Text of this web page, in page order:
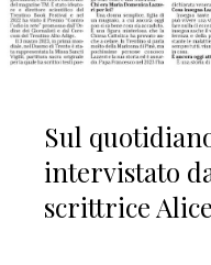
Sul
intervistato
scrittrice